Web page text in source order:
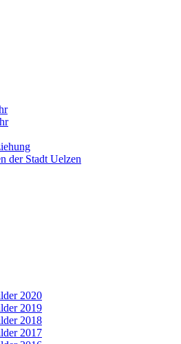
der Stadt Uelzen
2020
2019
2018
2017